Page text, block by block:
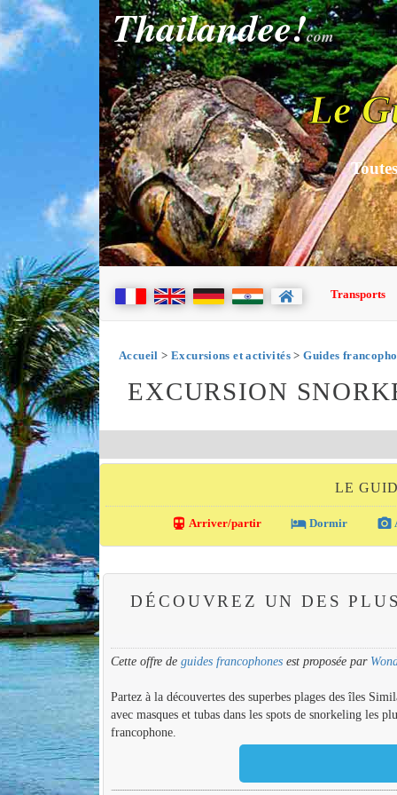
Thailandee!com
Le
Transports
Accueil > Excursions et activités>Guides
EXCURSION
LE
directions_transit Arriver/partir local_hotel Dormir photo_camera
DÉCOUVREZ UN DES
Cette offre de guides francophonesest proposée par
Partez à la découvertes des superbes plages des îles
avec masques et tubas dans les spots de snorkeling les
francophone.